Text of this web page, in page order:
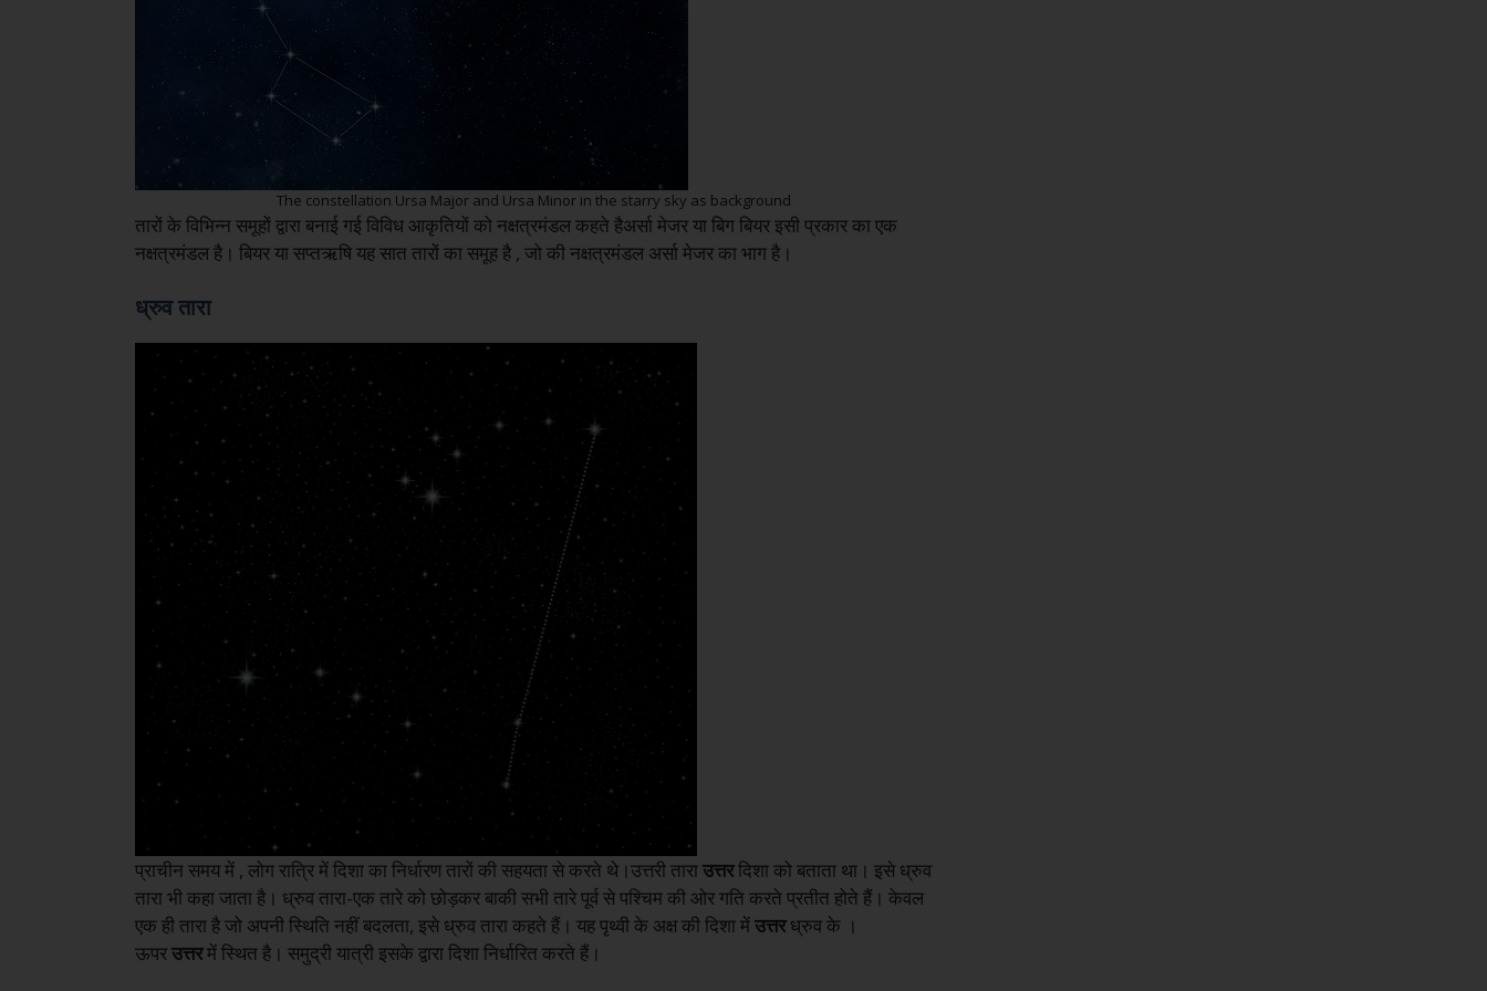
The constellation Ursa Major and Ursa Minor in the starry sky as background
तारों के विभिन्न समूहों द्वारा बनाई गई विविध आकृतियों को नक्षत्रमंडल कहते हैअर्सा मेजर या बिग बियर इसी प्रकार का एक
नक्षत्रमंडल है। बियर या सप्तऋषि यह सात तारों का समूह है , जो की नक्षत्रमंडल अर्सा मेजर का भाग है।
ध्रुव तारा
प्राचीन समय में , लोग रात्रि में दिशा का निर्धारण तारों की सहयता से करते थे।उत्तरी ताराउत्तरदिशा को बताता था। इसे ध्रुव
तारा भी कहा जाता है। ध्रुव तारा-एक तारे को छोड़कर बाकी सभी तारे पूर्व से पश्चिम की ओर गति करते प्रतीत होते हैं। केवल
एक ही तारा है जो अपनी स्थिति नहीं बदलता, इसे ध्रुव तारा कहते हैं। यह पृथ्वी के अक्ष की दिशा मेंउत्तरध्रुव के ।
ऊपरउत्तरमें स्थित है। समुद्री यात्री इसके द्वारा दिशा निर्धारित करते हैं।